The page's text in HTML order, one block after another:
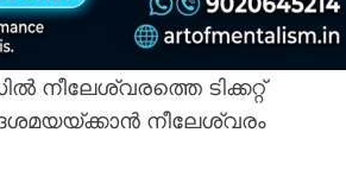
ടിക്കറ്റ്
നീലേശ്വരം